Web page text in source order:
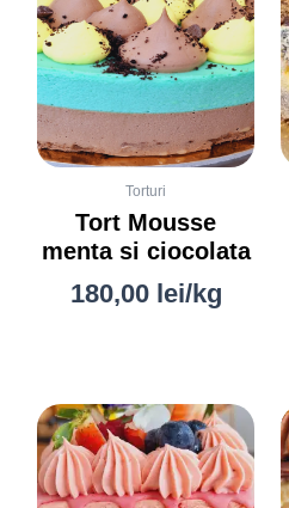
Torturi
Tort Mousse
menta si ciocolata
180,00 lei/kg